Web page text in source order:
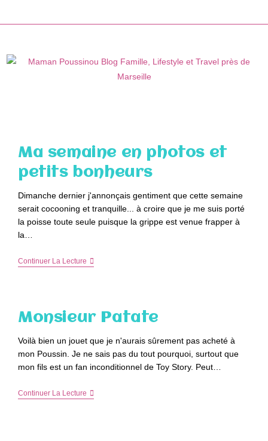
Ma semaine en photos et
petits bonheurs
Dimanche dernier j'annonçais gentiment que cette semaine
serait cocooning et tranquille... à croire que je me suis porté
la poisse toute seule puisque la grippe est venue frapper à
la…
Continuer La LectureMa
Bonheurs
Monsieur Patate
Voilà bien un jouet que je n'aurais sûrement pas acheté à
mon Poussin. Je ne sais pas du tout pourquoi, surtout que
mon fils est un fan inconditionnel de Toy Story. Peut…
Continuer La LectureMonsieur